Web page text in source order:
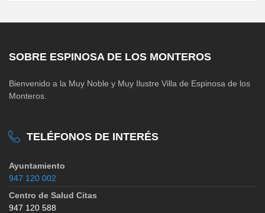
SOBRE ESPINOSA DE LOS MONTEROS
Bienvenido a la Muy Noble y Muy Ilustre Villa de Espinosa de los
Monteros.
TELÉFONOS DE INTERÉS
Ayuntamiento
947 120 002
Centro de Salud Citas
947 120 588